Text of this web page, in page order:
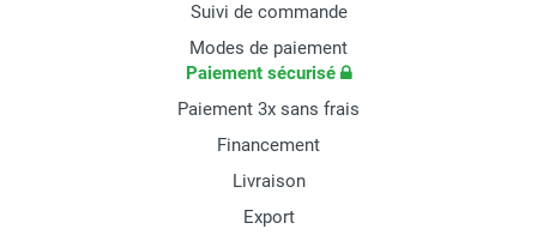
Suivi de commande
Modes de paiement
Paiement sécurisé
Paiement 3x sans frais
Financement
Livraison
Export